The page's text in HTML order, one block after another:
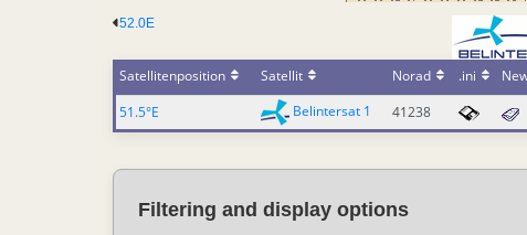
52.0E
Satellitenposition Satellit Norad .ini
51.5°E
Belintersat 1 41238
Filtering and display options